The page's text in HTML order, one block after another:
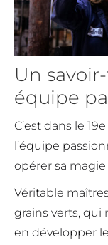
Un
équipe
C’est dans le
l’équipe
opérer sa
Véritable
grains verts, qui
en développer